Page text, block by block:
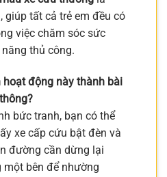
giúp tất cả trẻ em đều có
việc chăm sóc sức
thủ công.
hoạt động này thành bài
bức tranh, bạn có thể
xe cấp cứu bật đèn và
đường cần dừng lại
một bên để nhường